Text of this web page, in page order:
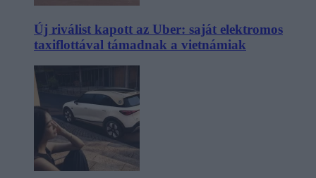
Új riválist kapott az Uber: saját elektromos
taxiflottával támadnak a vietnámiak